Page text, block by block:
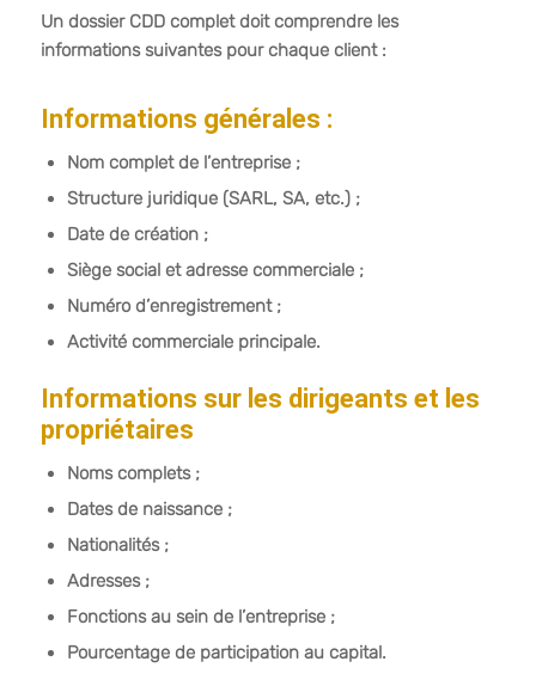
Un dossier CDD complet doit comprendre les
informations suivantes pour chaque client :
Informations générales :
Nom complet de l’entreprise ;
Structure juridique (SARL, SA, etc.) ;
Date de création ;
Siège social et adresse commerciale ;
Numéro d’enregistrement ;
Activité commerciale principale.
Informations sur les dirigeants et les
propriétaires
Noms complets ;
Dates de naissance ;
Nationalités ;
Adresses ;
Fonctions au sein de l’entreprise ;
Pourcentage de participation au capital.